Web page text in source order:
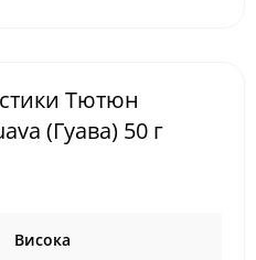
Тютюн
(Гуава) 50 г
Висока